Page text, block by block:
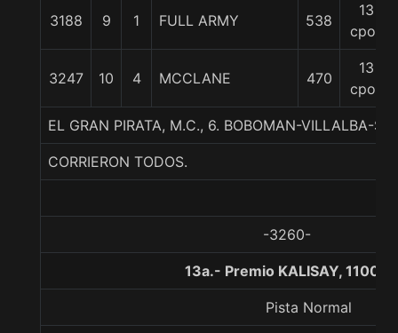
3188 9 1 FULL ARMY 538
13
cpos
3247 10 4 MCCLANE 470
13
cpos
EL GRAN PIRATA, M.C., 6. BOBOMAN-VILLALBA-
CORRIERON TODOS.
-3260-
13a.- Premio KALISAY, 1100
Pista Normal